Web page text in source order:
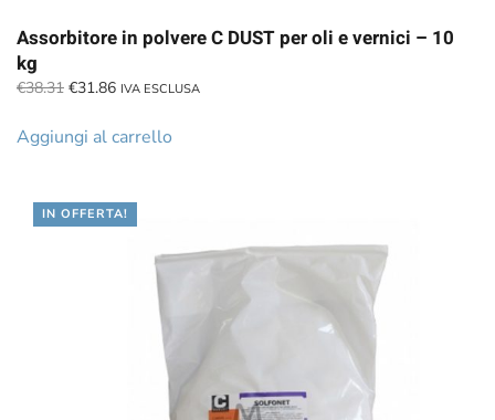
Assorbitore in polvere C DUST per oli e vernici – 10
kg
€38.31 Il
originale
€31.86Il
attuale
IVA ESCLUSA
Aggiungi al carrello
IN OFFERTA!